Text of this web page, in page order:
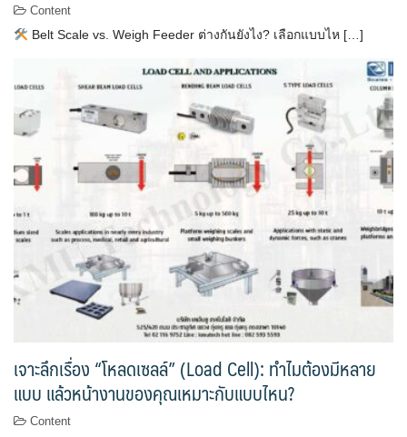
Content
Belt Scale vs. Weigh Feeder ต่างกันยังไง? เลือกแบบไห […]
เจาะลึกเรื่อง “โหลดเซลล์” (Load Cell): ทำไมต้องมีหลาย
แบบ แล้วหน้างานของคุณเหมาะกับแบบไหน?
Content